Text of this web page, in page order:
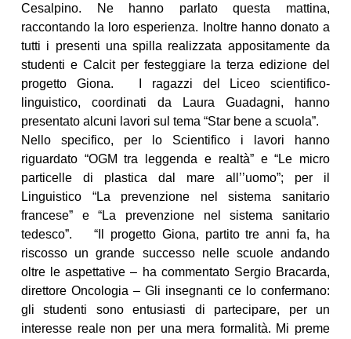
Cesalpino. Ne hanno parlato questa mattina,
raccontando la loro esperienza. Inoltre hanno donato a
tutti i presenti una spilla realizzata appositamente da
studenti e Calcit per festeggiare la terza edizione del
progetto Giona. I ragazzi del Liceo scientifico-
linguistico, coordinati da Laura Guadagni, hanno
presentato alcuni lavori sul tema “Star bene a scuola”.
Nello specifico, per lo Scientifico i lavori hanno
riguardato “OGM tra leggenda e realtà” e “Le micro
particelle di plastica dal mare all’’uomo”; per il
Linguistico “La prevenzione nel sistema sanitario
francese” e “La prevenzione nel sistema sanitario
tedesco”. “Il progetto Giona, partito tre anni fa, ha
riscosso un grande successo nelle scuole andando
oltre le aspettative – ha commentato Sergio Bracarda,
direttore Oncologia – Gli insegnanti ce lo confermano:
gli studenti sono entusiasti di partecipare, per un
interesse reale non per una mera formalità. Mi preme